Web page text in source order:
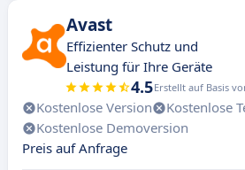
Avast
Effizienter Schutz und
Leistung für Ihre Geräte
4.5Erstellt auf Basis
Kostenlose Version
Kostenlose
Kostenlose Demoversion
Preis auf Anfrage